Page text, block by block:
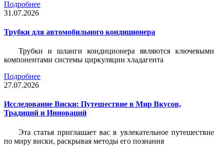
Подробнее
31.07.2026
Трубки для автомобильного кондиционера
Трубки и шланги кондиционера являются ключевыми
компонентами системы циркуляции хладагента
Подробнее
27.07.2026
Исследование Виски: Путешествие в Мир Вкусов,
Традиций и Инноваций
Эта статья приглашает вас в увлекательное путешествие
по миру виски, раскрывая методы его познания